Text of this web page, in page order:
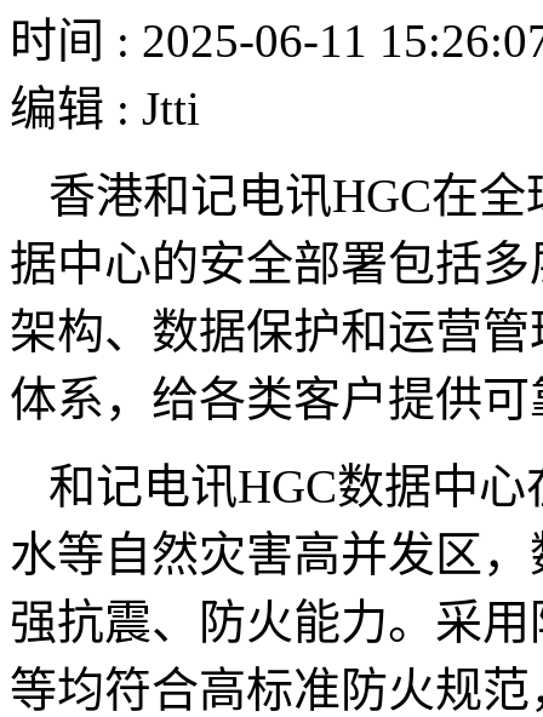
时间 : 2025-06-11
编辑 : Jtti
香港和记电讯HGC在全
据中心的安全部署包括
架构、数据保护和运营
体系，给各类客户提供
和记电讯HGC数据中心
水等自然灾害高并发区
强抗震、防火能力。采
等均符合高标准防火规